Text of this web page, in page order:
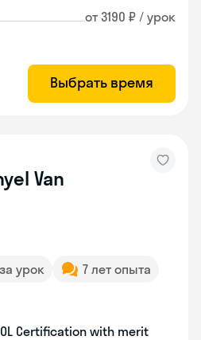
от 3190 ₽ / урок
Выбрать время
Van
урок
7 лет опыта
Certification with merit